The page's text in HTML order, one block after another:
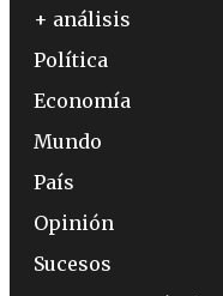
+ análisis
Política
Economía
Mundo
País
Opinión
Sucesos